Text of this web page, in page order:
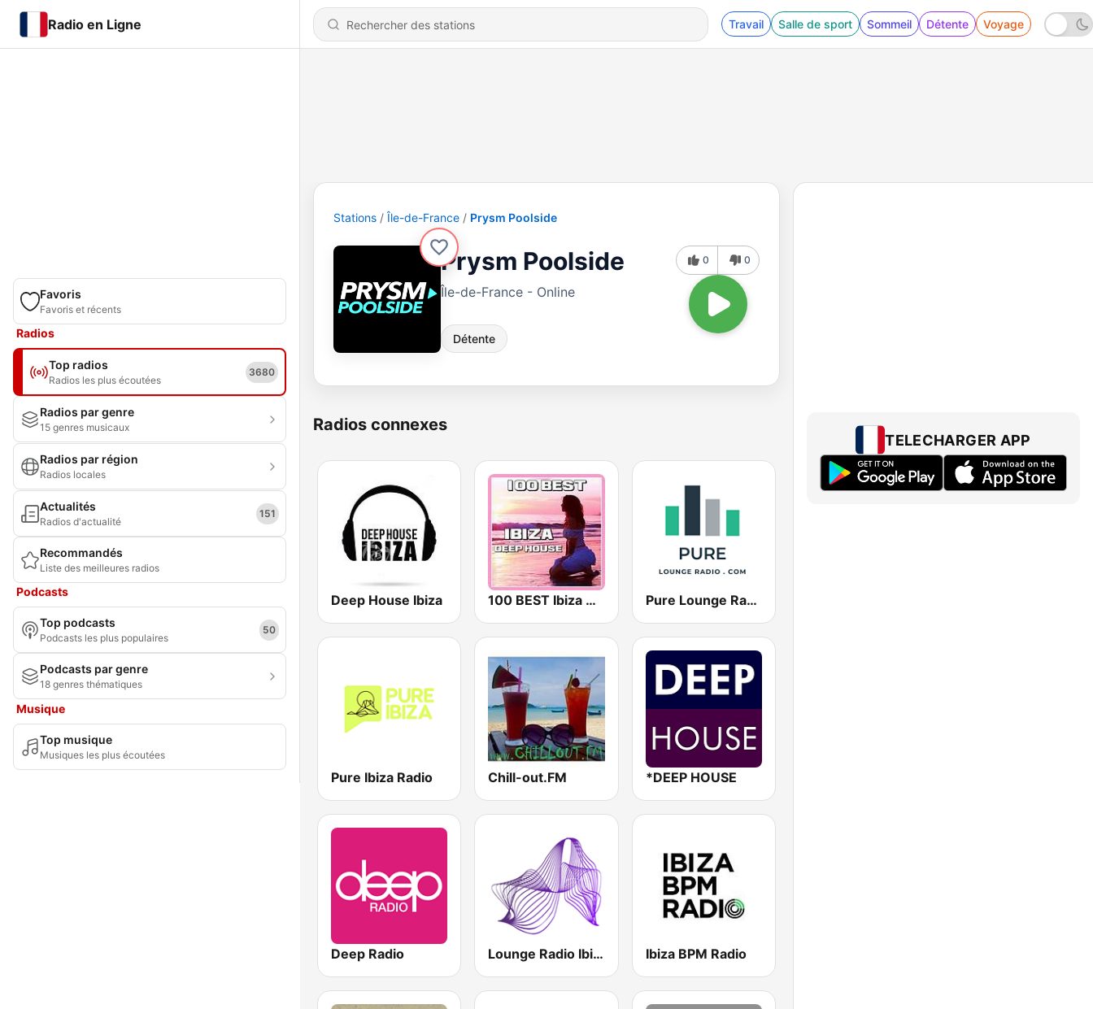
Radio en Ligne Travail Salle de sport Sommeil Détente Voyage
Favoris
Favoris et récents
Radios
Top radios
Radios les plus écoutées
3680
Radios par genre
15 genres musicaux
Radios par région
Radios locales
Actualités
Radios d'actualité
151
Recommandés
Liste des meilleures radios
Podcasts
Top podcasts
Podcasts les plus populaires
50
Podcasts par genre
18 genres thématiques
Musique
Top musique
Musiques les plus écoutées
Stations Île-de-France Prysm Poolside
Prysm Poolside
Île-de-France - Online
Détente
0 0
Radios connexes
Deep House Ibiza 100 BEST Ibiza Deep House Pure Lounge Radio
Pure Ibiza Radio Chill-out.FM *DEEP HOUSE
Deep Radio Lounge Radio Ibiza Ibiza BPM Radio
TELECHARGER APP